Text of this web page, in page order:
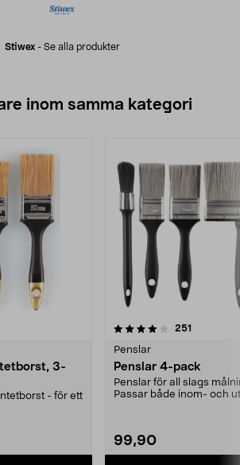
Stiwex- Se alla produkter
inom samma kategori
3-
- för ett
251
Penslar
Penslar 4-pack
Penslar för all slags
Passar både inom- och
99,90
4.5 av 5 stjärnor